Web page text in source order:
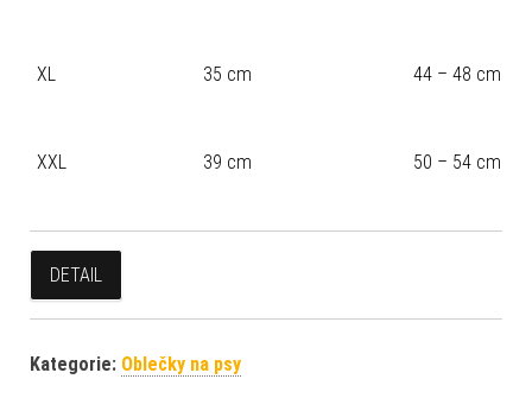
XL 35 cm 44 – 48 cm
XXL 39 cm 50 – 54 cm
DETAIL
Kategorie: Oblečky na psy